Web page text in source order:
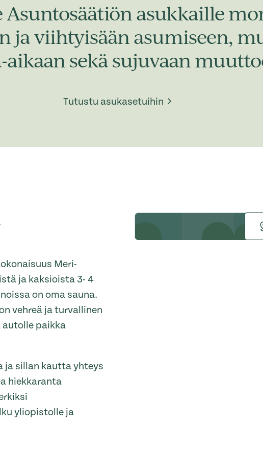
Asuntosäätiön asukkaille
ja viihtyisään asumiseen,
aikaan sekä sujuvaan
Tutustu asukasetuihin
Meri-
ja kaksioista 3- 4
on oma sauna.
vehreä ja turvallinen
autolle paikka
ja sillan kautta yhteys
hiekkaranta
yliopistolle ja